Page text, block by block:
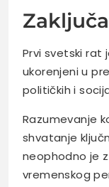
Prvi svetski rat
ukorenjeni u
političkih i
Razumevanje
shvatanje
neophodno je
vremenskog